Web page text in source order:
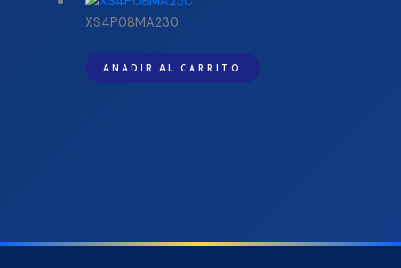
XS4P08MA230
AÑADIR AL CARRITO